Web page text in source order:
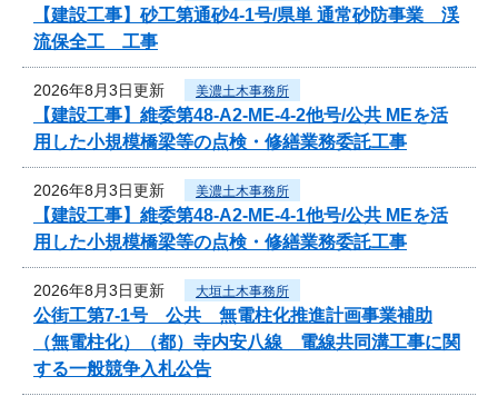
【建設工事】砂工第通砂4-1号/県単 通常砂防事業 渓
流保全工 工事
2026年8月3日更新 美濃土木事務所
【建設工事】維委第48-A2-ME-4-2他号/公共 MEを活
用した小規模橋梁等の点検・修繕業務委託工事
2026年8月3日更新 美濃土木事務所
【建設工事】維委第48-A2-ME-4-1他号/公共 MEを活
用した小規模橋梁等の点検・修繕業務委託工事
2026年8月3日更新 大垣土木事務所
公街工第7-1号 公共 無電柱化推進計画事業補助
（無電柱化）（都）寺内安八線 電線共同溝工事に関
する一般競争入札公告